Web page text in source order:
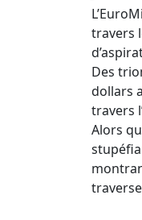
travers
Des
dollars
travers
Alors